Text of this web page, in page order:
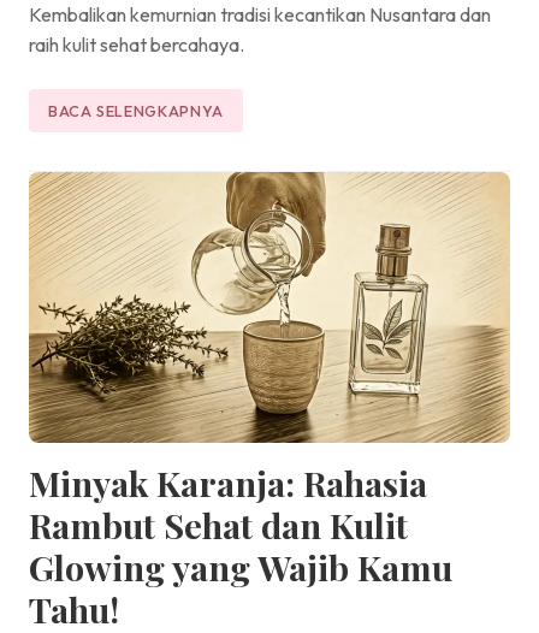
Kembalikan kemurnian tradisi kecantikan Nusantara dan
raih kulit sehat bercahaya.
BACA SELENGKAPNYA
Minyak Karanja: Rahasia
Rambut Sehat dan Kulit
Glowing yang Wajib Kamu
Tahu!